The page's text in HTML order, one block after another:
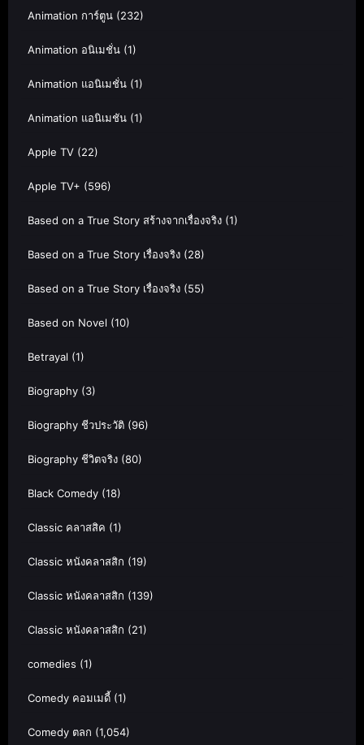
Animation การ์ตูน (232)
Animation อนิเมชั่น (1)
Animation แอนิเมชั่น (1)
Animation แอนิเมชัน (1)
Apple TV (22)
Apple TV+ (596)
Based on a True Story สร้างจากเรื่องจริง (1)
Based on a True Story เรื่องจริง (28)
Based on a True Story เรื่องจริง (55)
Based on Novel (10)
Betrayal (1)
Biography (3)
Biography ชีวประวัติ (96)
Biography ชีวิตจริง (80)
Black Comedy (18)
Classic คลาสสิค (1)
Classic หนังคลาสสิก (19)
Classic หนังคลาสสิก (139)
Classic หนังคลาสสิก (21)
comedies (1)
Comedy คอมเมดี้ (1)
Comedy ตลก (1,054)